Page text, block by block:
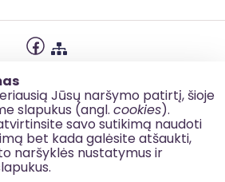
Jūsų naršymo patirtį, šioje
slapukus (angl. cookies).
savo sutikimą naudoti
bet kada galėsite atšaukti,
naršyklės nustatymus ir